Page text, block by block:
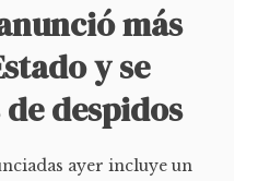
más
y se
despidos
ayer incluye un